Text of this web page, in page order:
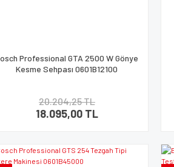
Professional GTA 2500 W Gönye
Kesme Sehpası 0601B12100
20.204,25 TL
18.095,00 TL